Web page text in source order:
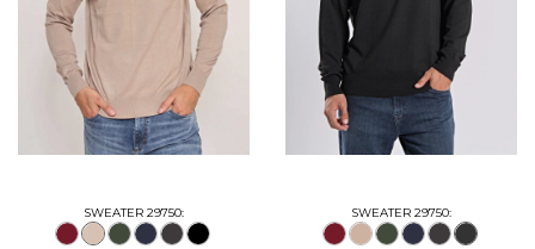
SWEATER 29750: SWEATER 29750: